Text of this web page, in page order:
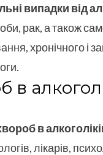
випадки від
рак, а також
хронічного і
в
в
лікарів,